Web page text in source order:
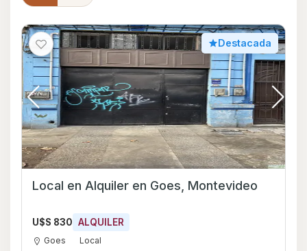
Destacada
Local en Alquiler en Goes, Montevideo
U$S 830 ALQUILER
Goes Local